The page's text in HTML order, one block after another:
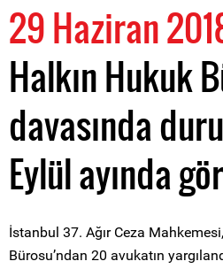
29 Haziran
Halkın Hukuk
davasında
Eylül ayında
İstanbul 37. Ağır Ceza
Bürosu’ndan 20 avukatın